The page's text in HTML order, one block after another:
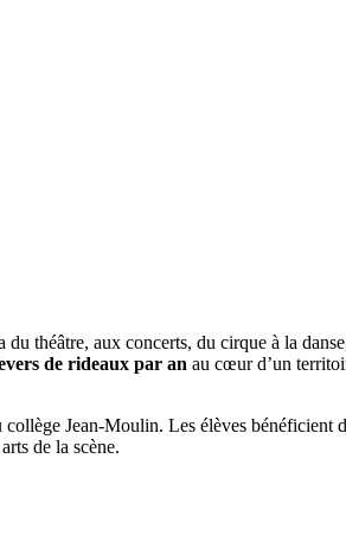
théâtre, aux concerts, du cirque à la
de rideaux par an au cœur d’un
Jean-Moulin. Les élèves bénéficient
de la scène.